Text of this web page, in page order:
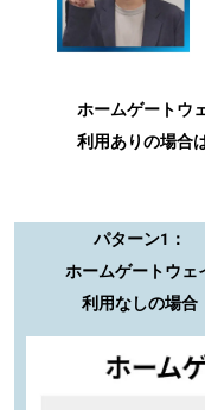
ホームゲートウ
利用ありの場合
パターン1：
ホームゲートウェ
利用なしの場合